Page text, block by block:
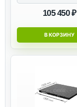
105 450 ₽
В КОРЗИНУ